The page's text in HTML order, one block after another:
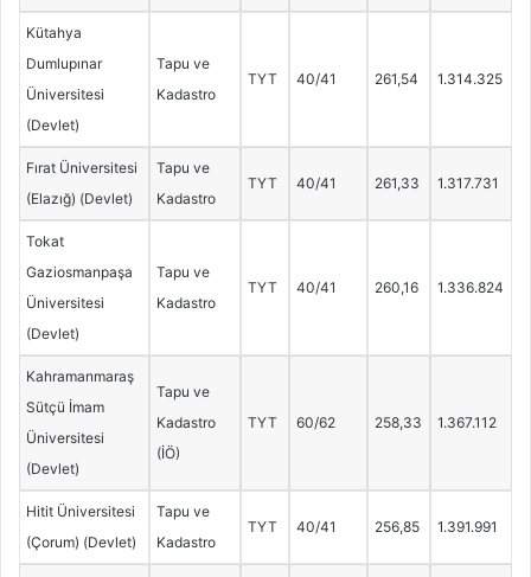
Kütahya
Dumlupınar
Üniversitesi
(Devlet)
Tapu ve
Kadastro
TYT 40/41 261,54 1.314.325
Fırat Üniversitesi
(Elazığ) (Devlet)
Tapu ve
Kadastro
TYT 40/41 261,33 1.317.731
Tokat
Gaziosmanpaşa
Üniversitesi
(Devlet)
Tapu ve
Kadastro
TYT 40/41 260,16 1.336.824
Kahramanmaraş
Sütçü İmam
Üniversitesi
(Devlet)
Tapu ve
Kadastro
(İÖ)
TYT 60/62 258,33 1.367.112
Hitit Üniversitesi
(Çorum) (Devlet)
Tapu ve
Kadastro
TYT 40/41 256,85 1.391.991